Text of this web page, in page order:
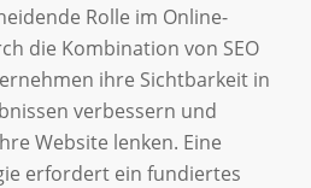
Rolle im Online-
die Kombination von SEO
ihre Sichtbarkeit in
verbessern und
Website lenken. Eine
erfordert ein fundiertes